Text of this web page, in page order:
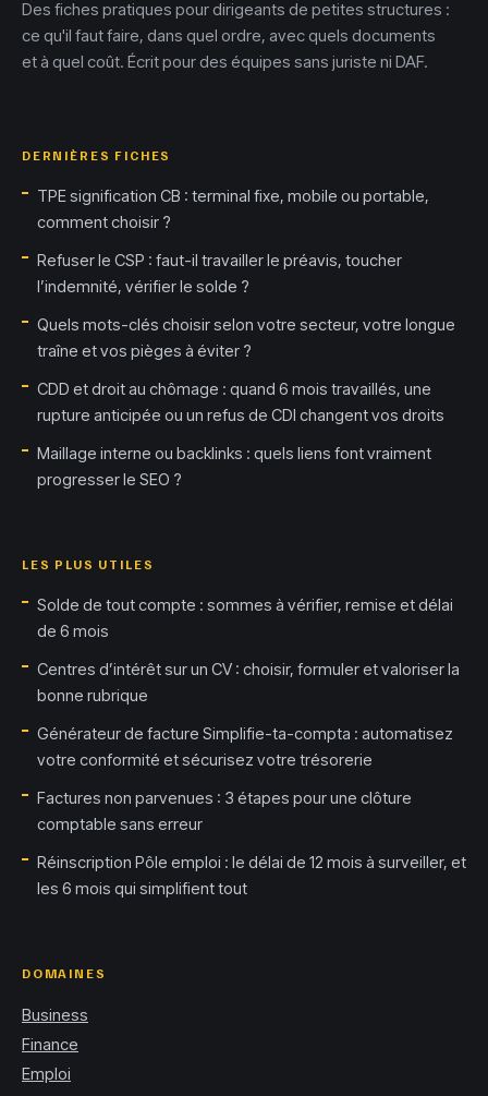
Des fiches pratiques pour dirigeants de petites structures :
ce qu'il faut faire, dans quel ordre, avec quels documents
et à quel coût. Écrit pour des équipes sans juriste ni DAF.
DERNIÈRES FICHES
TPE signification CB : terminal fixe, mobile ou portable,
comment choisir ?
Refuser le CSP : faut-il travailler le préavis, toucher
l’indemnité, vérifier le solde ?
Quels mots-clés choisir selon votre secteur, votre longue
traîne et vos pièges à éviter ?
CDD et droit au chômage : quand 6 mois travaillés, une
rupture anticipée ou un refus de CDI changent vos droits
Maillage interne ou backlinks : quels liens font vraiment
progresser le SEO ?
LES PLUS UTILES
Solde de tout compte : sommes à vérifier, remise et délai
de 6 mois
Centres d’intérêt sur un CV : choisir, formuler et valoriser la
bonne rubrique
Générateur de facture Simplifie-ta-compta : automatisez
votre conformité et sécurisez votre trésorerie
Factures non parvenues : 3 étapes pour une clôture
comptable sans erreur
Réinscription Pôle emploi : le délai de 12 mois à surveiller, et
les 6 mois qui simplifient tout
DOMAINES
Business
Finance
Emploi